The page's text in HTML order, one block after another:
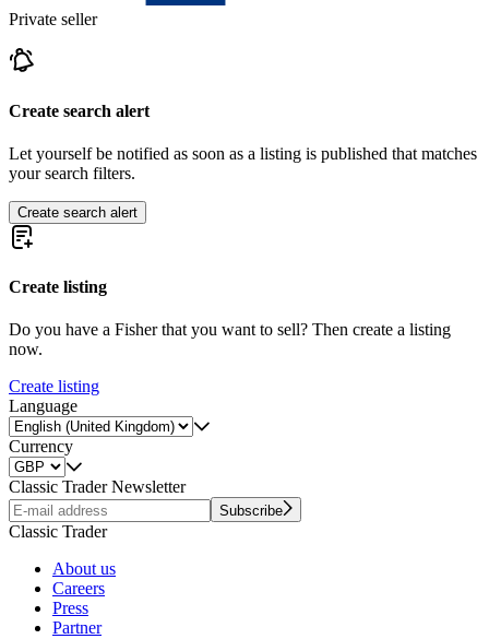
Private seller
Create search alert
Let yourself be notified as soon as a listing is published that matches
your search filters.
Create search alert
Create listing
Do you have a Fisher that you want to sell? Then create a listing
now.
Create listing
Language
Currency
Classic Trader Newsletter
Subscribe
Classic Trader
About us
Careers
Press
Partner